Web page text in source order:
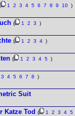
1 2 3 4 5 6 7 8 9 10 )
( 1 2 3 )
( 1 2 3 4 )
( 1 2 3 4 5 )
3 4 5 6 7 8 )
Suit
Katze Tod ( 1 2 3 4 5